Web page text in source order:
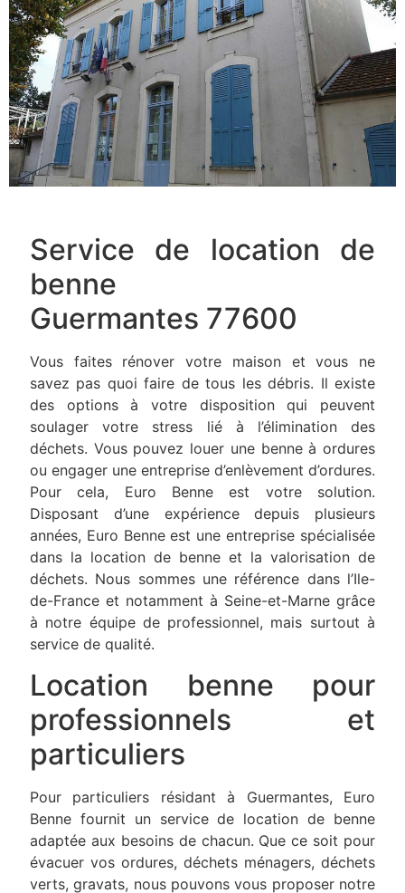
Service de location de
benne
Guermantes 77600
Vous faites rénover votre maison et vous ne
savez pas quoi faire de tous les débris. Il existe
des options à votre disposition qui peuvent
soulager votre stress lié à l’élimination des
déchets. Vous pouvez louer une benne à ordures
ou engager une entreprise d’enlèvement d’ordures.
Pour cela, Euro Benne est votre solution.
Disposant d’une expérience depuis plusieurs
années, Euro Benne est une entreprise spécialisée
dans la location de benne et la valorisation de
déchets. Nous sommes une référence dans l’Ile-
de-France et notamment à Seine-et-Marne grâce
à notre équipe de professionnel, mais surtout à
service de qualité.
Location benne pour
professionnels et
particuliers
Pour particuliers résidant à Guermantes, Euro
Benne fournit un service de location de benne
adaptée aux besoins de chacun. Que ce soit pour
évacuer vos ordures, déchets ménagers, déchets
verts, gravats, nous pouvons vous proposer notre